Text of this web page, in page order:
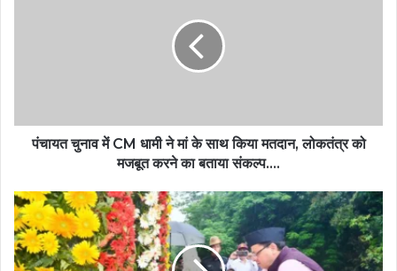
पंचायत चुनाव में CM धामी ने मां के साथ किया मतदान, लोकतंत्र को
मजबूत करने का बताया संकल्प....